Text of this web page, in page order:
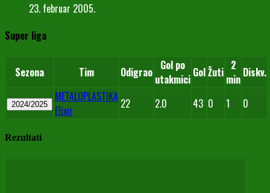
23. februar 2005.
Super liga
Sezona Tim Odigrao Gol po
utakmici GolŽuti 2
min Diskv.
2024/2025
METALOPLASTIKA
Elixir
22 2.0 43 0 1 0
Rezultati